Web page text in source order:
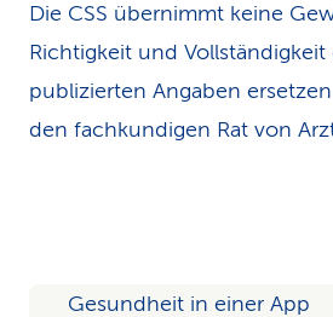
Die CSS übernimmt keine
Richtigkeit und Vollständigkeit
publizierten Angaben
den fachkundigen Rat von
Gesundheit in einer App